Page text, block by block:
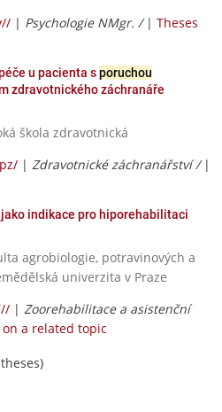
| Psychologie NMgr. / | Theses
u pacienta sporuchou
zdravotnického záchranáře
škola zdravotnická
| Zdravotnické záchranářství / |
jako indikace pro hiporehabilitaci
agrobiologie, potravinových a
univerzita v Praze
| Zoorehabilitace a asistenční
on a related topic